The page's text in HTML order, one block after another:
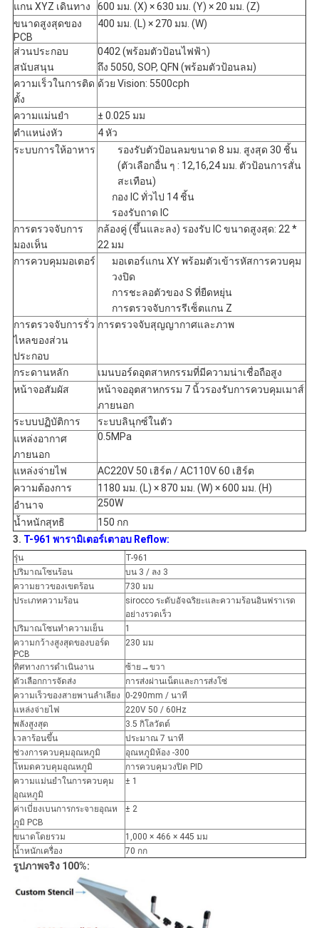
แกน XYZ เดินทาง
600 มม. (X) × 630 มม. (Y) × 20 มม. (Z)
ขนาดสูงสุดของ
PCB
400 มม. (L) × 270 มม. (W)
ส่วนประกอบ
สนับสนุน
0402 (พร้อมตัวป้อนไฟฟ้า)
ถึง 5050, SOP, QFN (พร้อมตัวป้อนลม)
ความเร็วในการติด
ตั้ง
ด้วย Vision: 5500cph
ความแม่นยำ
± 0.025 มม
ตำแหน่งหัว
4 หัว
ระบบการให้อาหาร
รองรับตัวป้อนลมขนาด 8 มม. สูงสุด 30 ชิ้น
(ตัวเลือกอื่น ๆ : 12,16,24 มม. ตัวป้อนการสั่น
สะเทือน)
กอง IC ทั่วไป 14 ชิ้น
รองรับถาด IC
การตรวจจับการ
มองเห็น
กล้องคู่ (ขึ้นและลง) รองรับ IC ขนาดสูงสุด: 22 * ​​
22 มม
การควบคุมมอเตอร์
มอเตอร์แกน XY พร้อมตัวเข้ารหัสการควบคุม
วงปิด
การชะลอตัวของ S ที่ยืดหยุ่น
การตรวจจับการรีเซ็ตแกน Z
การตรวจจับการรั่ว
ไหลของส่วน
ประกอบ
การตรวจจับสุญญากาศและภาพ
กระดานหลัก
เมนบอร์ดอุตสาหกรรมที่มีความน่าเชื่อถือสูง
หน้าจอสัมผัส
หน้าจออุตสาหกรรม 7 นิ้วรองรับการควบคุมเมาส์
ภายนอก
ระบบปฏิบัติการ
ระบบลินุกซ์ในตัว
แหล่งอากาศ
ภายนอก
0.5MPa
แหล่งจ่ายไฟ
AC220V 50 เฮิร์ต / AC110V 60 เฮิร์ต
ความต้องการ
1180 มม. (L) × 870 มม. (W) × 600 มม. (H)
อำนาจ
250W
น้ำหนักสุทธิ
150 กก
3. T-961 พารามิเตอร์เตาอบ Reflow:
รุ่น
T-961
ปริมาณโซนร้อน
บน 3 / ลง 3
ความยาวของเขตร้อน
730 มม
ประเภทความร้อน
sirocco ระดับอัจฉริยะและความร้อนอินฟราเรด
อย่างรวดเร็ว
ปริมาณโซนทำความเย็น
1
ความกว้างสูงสุดของบอร์ด
PCB
230 มม
ทิศทางการดำเนินงาน
ซ้าย→ขวา
ตัวเลือกการจัดส่ง
การส่งผ่านเน็ตและการส่งโซ่
ความเร็วของสายพานลำเลียง
0-290mm / นาที
แหล่งจ่ายไฟ
220V 50 / 60Hz
พลังสูงสุด
3.5 กิโลวัตต์
เวลาร้อนขึ้น
ประมาณ 7 นาที
ช่วงการควบคุมอุณหภูมิ
อุณหภูมิห้อง -300
โหมดควบคุมอุณหภูมิ
การควบคุมวงปิด PID
ความแม่นยำในการควบคุม
อุณหภูมิ
± 1
ค่าเบี่ยงเบนการกระจายอุณห
ภูมิ PCB
± 2
ขนาดโดยรวม
1,000 × 466 × 445 มม
น้ำหนักเครื่อง
70 กก
รูปภาพจริง 100%: